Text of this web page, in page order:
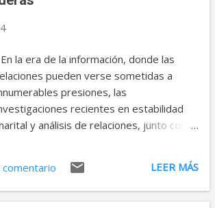
ser agentes de cambio positivo
nuestra. Para lograr esto, te proponemos
el siguiente ejercicio titulado: Extiende una
Mano Solidaria . 1. Mantén una actitud
abierta y receptiva Empieza el día con la
intención de ayudar a alguien, manteniendo
que se presenten. Sé
que podría necesitar ayuda. 2.
En la era de la información, donde las
pueden verse sometidas a
presiones, las
recientes en estabilidad
y análisis de relaciones, junto con
ofrecen valiosas estrategias. Este artículo
cómo la inyección de positividad, la
de conflictos a través de
comentario LEER MÁS